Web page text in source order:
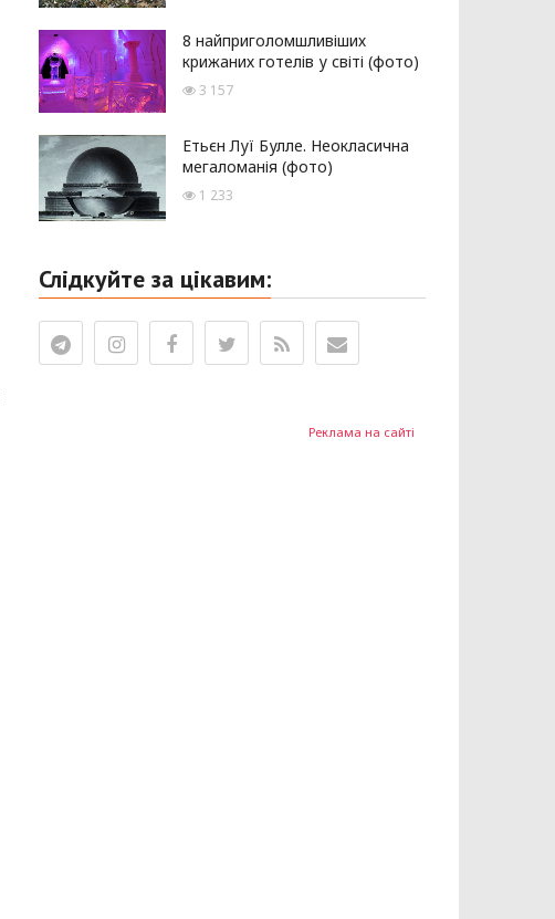
Реклама на сайті
8 найприголомшливіших
крижаних готелів у світі (фото)
3 157
Етьєн Луї Булле. Неокласична
мегаломанія (фото)
1 233
Слідкуйте за цікавим: